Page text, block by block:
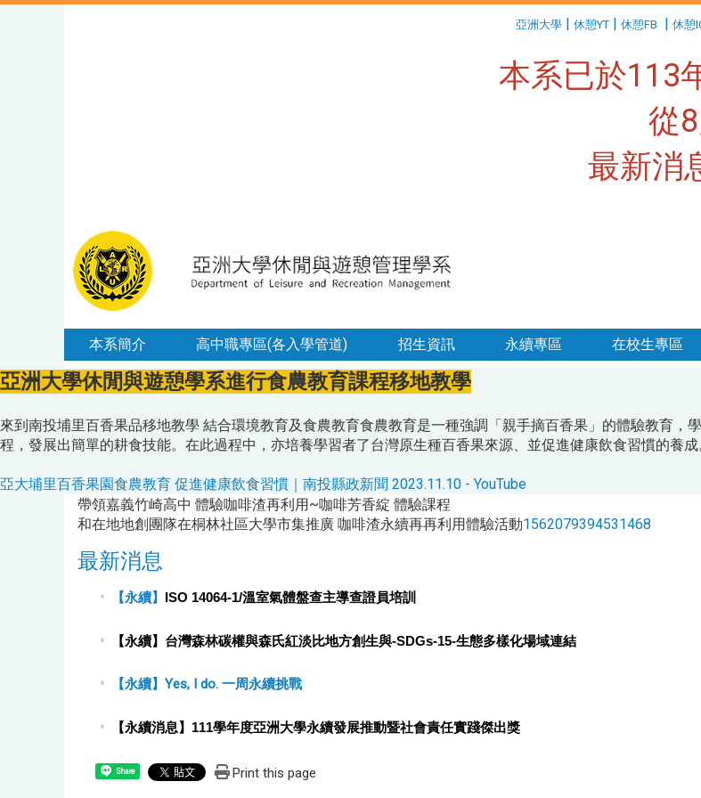
亞洲大學 | 休憩YT | 休憩FB | 休憩
本系已於113
從
最新消
本系簡介 高中職專區(各入學管道) 招生資訊 永續專區 在校生專區
亞洲大學休閒與遊憩學系進行食農教育課程移地教學
來到南投埔里百香果品移地教學 結合環境教育及食農教育食農教育是一種強調「親手摘百香果」的體驗教育
程，發展出簡單的耕食技能。在此過程中，亦培養學習者了台灣原生種百香果來源、並促進健康飲食習慣的養成
亞大埔里百香果園食農教育 促進健康飲食習慣｜南投縣政新聞 2023.11.10 - YouTube
帶領嘉義竹崎高中 體驗咖啡渣再利用~咖啡芳香綻 體驗課程
和在地地創團隊在桐林社區大學市集推廣 咖啡渣永續再再利用體驗活動1562079394531468
最新消息
【永續】 ISO 14064-1/溫室氣體盤查主導查證員培訓
【永續】台灣森林碳權與森氏紅淡比地方創生與-SDGs-15-生態多樣化場域連結
【永續】Yes, I do. 一周永續挑戰
【永續消息】111學年度亞洲大學永續發展推動暨社會責任實踐傑出獎
Share Print this page